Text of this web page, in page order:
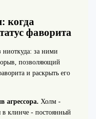
когда
фаворита
за ними
позволяющий
и раскрыть его
агрессора. Холм -
в клинче - постоянный